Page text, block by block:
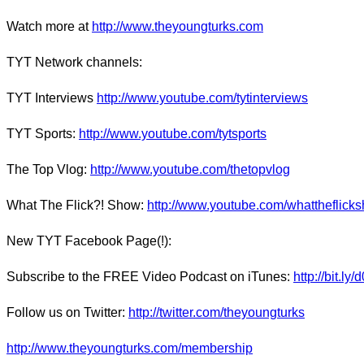
Watch more at http://www.theyoungturks.com
TYT Network channels:
TYT Interviews http://www.youtube.com/tytinterviews
TYT Sports: http://www.youtube.com/tytsports
The Top Vlog: http://www.youtube.com/thetopvlog
What The Flick?! Show: http://www.youtube.com/
New TYT Facebook Page(!):
Subscribe to the FREE Video Podcast on iTunes: http://bit.ly/
Follow us on Twitter: http://twitter.com/theyoungturks
http://www.theyoungturks.com/membership